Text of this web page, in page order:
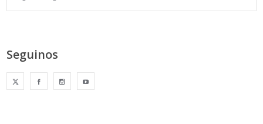
Seguinos